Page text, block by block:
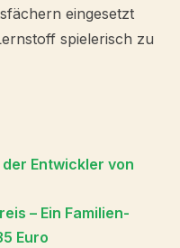
eingesetzt
spielerisch zu
Entwickler von
– Ein Familien-
Euro